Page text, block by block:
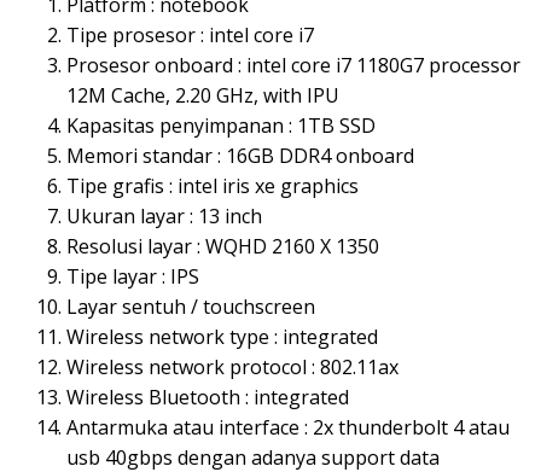
Tipe prosesor : intel core i7
Prosesor onboard : intel core i7 1180G7 processor
12M Cache, 2.20 GHz, with IPU
Kapasitas penyimpanan : 1TB SSD
Memori standar : 16GB DDR4 onboard
Tipe grafis : intel iris xe graphics
Ukuran layar : 13 inch
Resolusi layar : WQHD 2160 X 1350
Tipe layar : IPS
Layar sentuh / touchscreen
Wireless network type : integrated
Wireless network protocol : 802.11ax
Wireless Bluetooth : integrated
Antarmuka atau interface : 2x thunderbolt 4 atau
usb 40gbps dengan adanya support data